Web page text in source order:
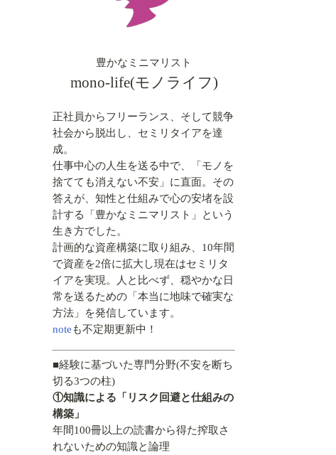
豊かなミニマリスト
mono-life(モノライフ)
正社員からフリーランス、そして競争
社会から脱出し、セミリタイアを達
成。
仕事中心の人生を送る中で、「モノを
捨てても消えない不安」に直面。その
答えが、知性と仕組みで心の安堵を設
計する「豊かなミニマリスト」という
生き方でした。
計画的な資産構築に取り組み、10年間
で資産を2倍に拡大し現在はセミリタ
イアを実現。人と比べず、穏やかな日
常を送るための「本当に地味で確実な
方法」を発信しています。
note も不定期更新中！
■経験に基づいた専門分野(不安を断ち
切る3つの柱)
①知識による「リスク回避と仕組みの
構築」
年間100冊以上の読書から得た搾取さ
れないための知識と論理